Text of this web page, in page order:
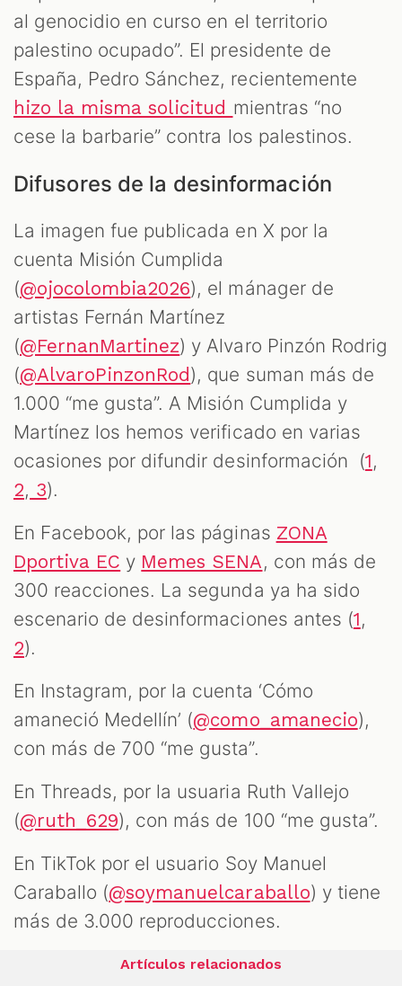
al genocidio en curso en el territorio
palestino ocupado”. El presidente de
España, Pedro Sánchez, recientemente
hizo la misma solicitud mientras “no
cese la barbarie” contra los palestinos.
Difusores de la desinformación
La imagen fue publicada en X por la
cuenta Misión Cumplida
(@ojocolombia2026), el mánager de
artistas Fernán Martínez
(@FernanMartinez) y Alvaro Pinzón Rodrig
(@AlvaroPinzonRod), que suman más de
1.000 “me gusta”. A Misión Cumplida y
Martínez los hemos verificado en varias
ocasiones por difundir desinformación (1,
2, 3).
En Facebook, por las páginas ZONA
Dportiva EC y Memes SENA, con más de
300 reacciones. La segunda ya ha sido
escenario de desinformaciones antes (1,
2).
En Instagram, por la cuenta ‘Cómo
amaneció Medellín’ (@como_amanecio),
con más de 700 “me gusta”.
En Threads, por la usuaria Ruth Vallejo
(@ruth_629), con más de 100 “me gusta”.
En TikTok por el usuario Soy Manuel
Caraballo (@soymanuelcaraballo) y tiene
más de 3.000 reproducciones.
Artículos relacionados